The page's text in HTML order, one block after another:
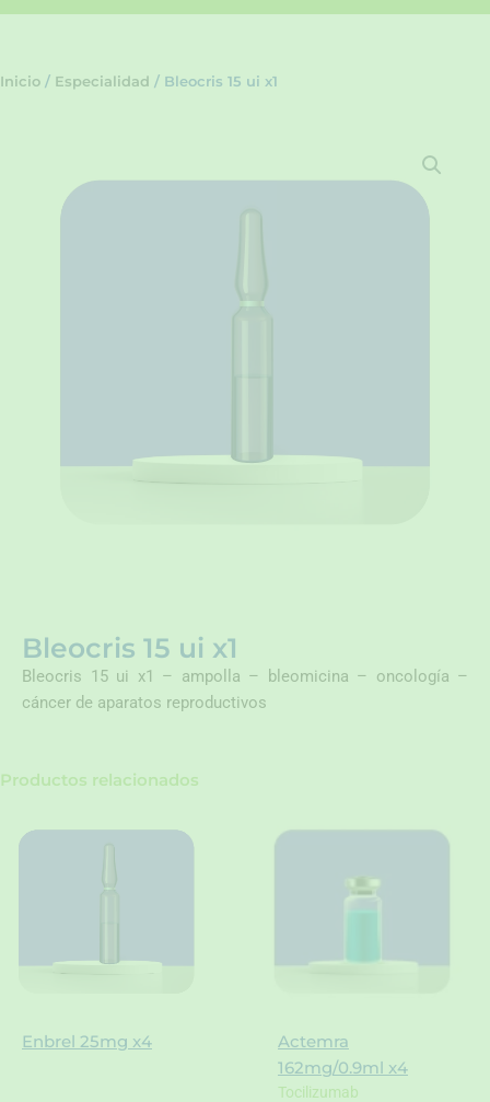
Inicio / Especialidad / Bleocris 15 ui x1
Bleocris 15 ui x1
Bleocris 15 ui x1 – ampolla – bleomicina – oncología –
cáncer de aparatos reproductivos
Productos relacionados
Enbrel 25mg x4
Actemra
162mg/0.9ml x4
Tocilizumab